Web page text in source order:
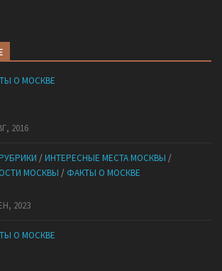
О МОСКВЕ
2016
/ИНТЕРЕСНЫЕ МЕСТА МОСКВЫ /
МОСКВЫ / ФАКТЫ О МОСКВЕ
2023
О МОСКВЕ